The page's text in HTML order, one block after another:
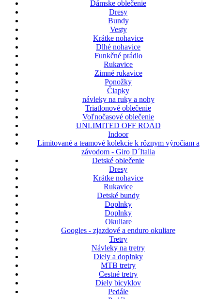
Dámske oblečenie
Dresy
Bundy
Vesty
Krátke nohavice
Dlhé nohavice
Funkčné prádlo
Rukavice
Zimné rukavice
Ponožky
Čiapky
návleky na ruky a nohy
Triatlonové oblečenie
Voľnočasové oblečenie
UNLIMITED OFF ROAD
Indoor
Limitované a teamové kolekcie k rôznym výročiam a
závodom - Giro D´Italia
Detské oblečenie
Dresy
Krátke nohavice
Rukavice
Detské bundy
Doplnky
Doplnky
Okuliare
Googles - zjazdové a enduro okuliare
Tretry
Návleky na tretry
Diely a doplnky
MTB tretry
Cestné tretry
Diely bicyklov
Pedále